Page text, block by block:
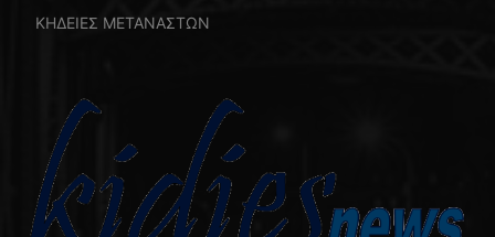
ΚΗΔΕΙΕΣ ΜΕΤΑΝΑΣΤΩΝ